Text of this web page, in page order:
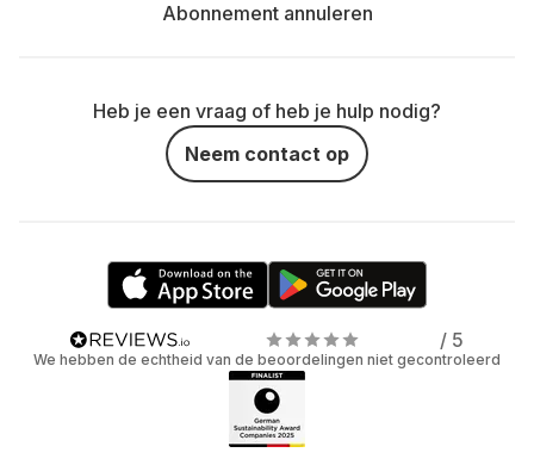
Abonnement annuleren
Heb je een vraag of heb je hulp nodig?
Neem contact op
/ 5
We hebben de echtheid van de beoordelingen niet gecontroleerd